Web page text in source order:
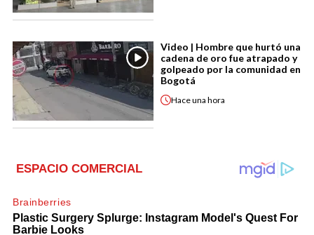
Video | Hombre que hurtó una
cadena de oro fue atrapado y
golpeado por la comunidad en
Bogotá
Haceuna hora